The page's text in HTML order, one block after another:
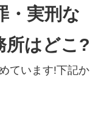
・実刑な
所はどこ?
ています!下記か